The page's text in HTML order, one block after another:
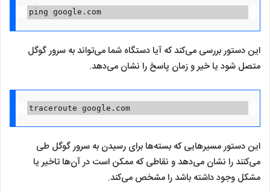
traceroute google.com
این دستور مسیرهایی که بسته‌ها برای رسیدن به سرور گوگل طی
می‌کنند را نشان می‌دهد و نقاطی که ممکن است در آن‌ها تاخیر یا
مشکل وجود داشته باشد را مشخص می‌کند.
کلام آخر
درک پیکربندی آدرس های IPv6 برای هر کسی که می‌خواهد مهارت‌های